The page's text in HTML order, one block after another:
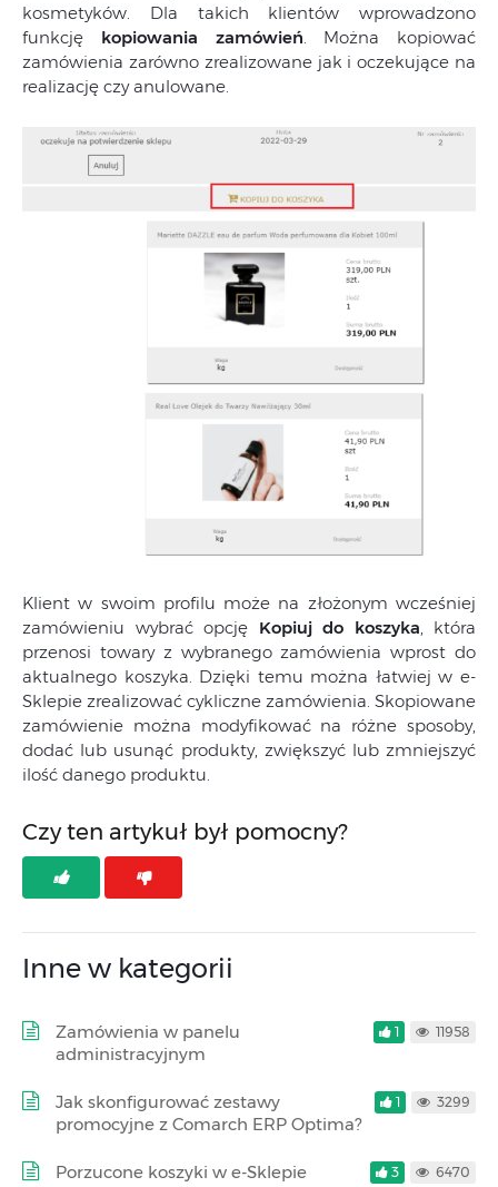
kosmetyków. Dla takich klientów wprowadzono
funkcję kopiowania zamówień. Można kopiować
zamówienia zarówno zrealizowane jak i oczekujące na
realizację czy anulowane.
Klient w swoim profilu może na złożonym wcześniej
zamówieniu wybrać opcję Kopiuj do koszyka , która
przenosi towary z wybranego zamówienia wprost do
aktualnego koszyka. Dzięki temu można łatwiej w e-
Sklepie zrealizować cykliczne zamówienia. Skopiowane
zamówienie można modyfikować na różne sposoby,
dodać lub usunąć produkty, zwiększyć lub zmniejszyć
ilość danego produktu.
Czy ten artykuł był pomocny?
Inne w kategorii
Zamówienia w panelu
administracyjnym
1 11958
Jak skonfigurować zestawy
promocyjne z Comarch ERP Optima?
1 3299
Porzucone koszyki w e-Sklepie 3 6470